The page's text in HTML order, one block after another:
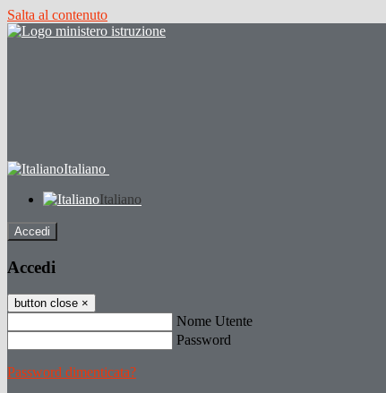
Salta al contenuto
Italiano
Italiano
Accedi
Accedi
button close ×
Nome Utente
Password
Password dimenticata?